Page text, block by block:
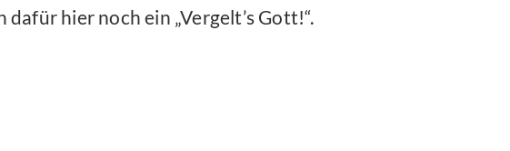
hier noch ein „Vergelt’s Gott!“.